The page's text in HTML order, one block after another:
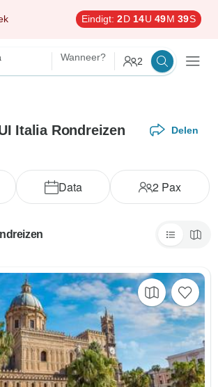
Eindigt: 2D 14U 49M 37S
Wanneer? 2
Italia Rondreizen Delen
Data 2 Pax